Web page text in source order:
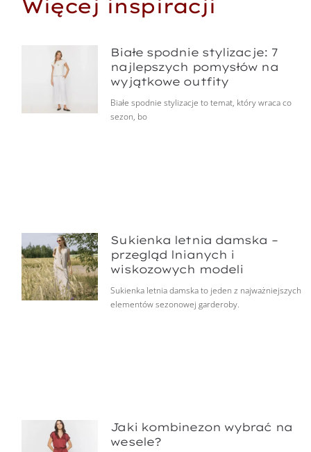
Więcej inspiracji
Białe spodnie stylizacje: 7
najlepszych pomysłów na
wyjątkowe outfity
Białe spodnie stylizacje to temat, który wraca co
sezon, bo
Sukienka letnia damska –
przegląd lnianych i
wiskozowych modeli
Sukienka letnia damska to jeden z najważniejszych
elementów sezonowej garderoby.
Jaki kombinezon wybrać na
wesele?